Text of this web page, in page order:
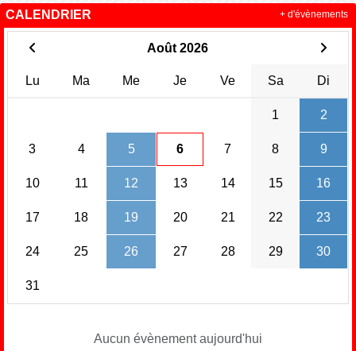
CALENDRIER
Août 2026
Lu Ma Me Je Ve Sa Di
1 2
3 4 5 6 7 8 9
10 11 12 13 14 15 16
17 18 19 20 21 22 23
24 25 26 27 28 29 30
31
Aucun évènement aujourd'hui
+ d'évènements